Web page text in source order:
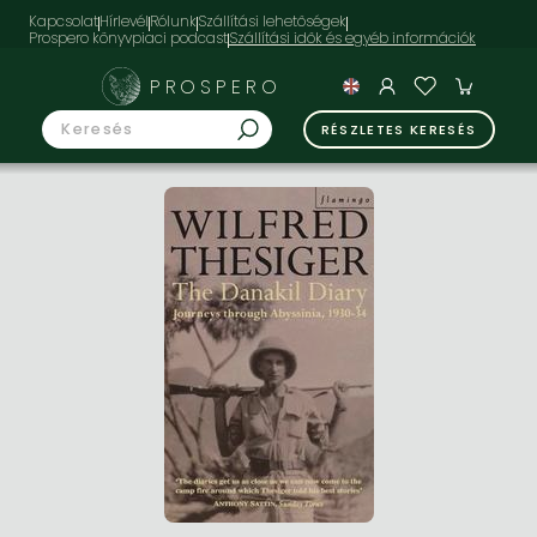
KapcsolatHírlevélRólunkSzállítási lehetőségek
Prospero könyvpiaci podcast
PROSPERO
RÉSZLETES KERESÉS